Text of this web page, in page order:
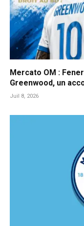
Mercato OM :
Greenwood, un
Juil 8, 2026